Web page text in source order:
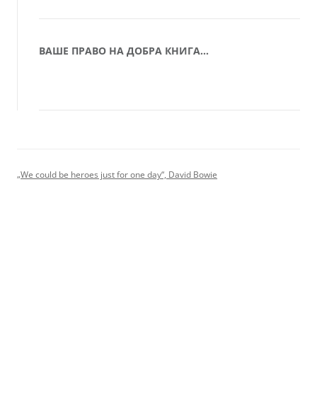
ВАШЕ ПРАВО НА ДОБРА КНИГА…
„We could be heroes just for one day“, David Bowie